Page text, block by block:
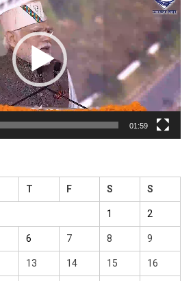
01:59
T F S S
1 2
6 7 8 9
13 14 15 16